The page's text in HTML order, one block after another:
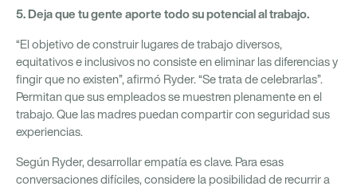
5. Deja que tu gente aporte todo su potencial al trabajo.
“El objetivo de construir lugares de trabajo diversos,
equitativos e inclusivos no consiste en eliminar las diferencias y
fingir que no existen”, afirmó Ryder. “Se trata de celebrarlas”.
Permitan que sus empleados se muestren plenamente en el
trabajo. Que las madres puedan compartir con seguridad sus
experiencias.
Según Ryder, desarrollar empatía es clave. Para esas
conversaciones difíciles, considere la posibilidad de recurrir a